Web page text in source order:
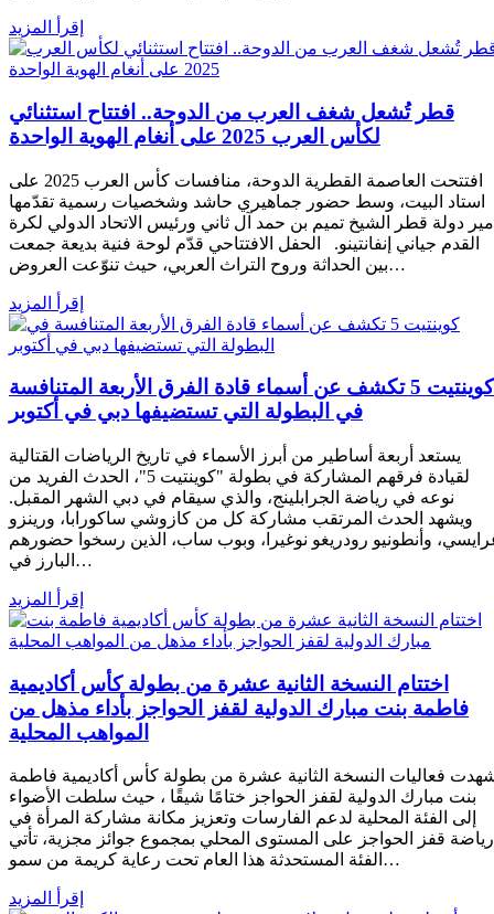
إقرأ المزيد
قطر تُشعل شغف العرب من الدوحة.. افتتاح استثنائي
لكأس العرب 2025 على أنغام الهوية الواحدة
افتتحت العاصمة القطرية الدوحة، منافسات كأس العرب 2025 على
استاد البيت، وسط حضور جماهيري حاشد وشخصيات رسمية تقدّمها
دولة قطر الشيخ تميم بن حمد آل ثاني ورئيس الاتحاد الدولي لكرة
القدم جياني إنفانتينو. الحفل الافتتاحي قدّم لوحة فنية بديعة جمعت
بين الحداثة وروح التراث العربي، حيث تنوّعت العروض…
إقرأ المزيد
كوينتيت 5 تكشف عن أسماء قادة الفرق الأربعة المتنافسة
في البطولة التي تستضيفها دبي في أكتوبر
يستعد أربعة أساطير من أبرز الأسماء في تاريخ الرياضات القتالية
لقيادة فرقهم المشاركة في بطولة "كوينتيت 5"، الحدث الفريد من
نوعه في رياضة الجرابلينج، والذي سيقام في دبي الشهر المقبل.
ويشهد الحدث المرتقب مشاركة كل من كازوشي ساكورابا، ورينزو
وأنطونيو رودريغو نوغيرا، وبوب ساب، الذين رسخوا حضورهم
البارز في…
إقرأ المزيد
اختتام النسخة الثانية عشرة من بطولة كأس أكاديمية
فاطمة بنت مبارك الدولية لقفز الحواجز بأداء مذهل من
المواهب المحلية
فعاليات النسخة الثانية عشرة من بطولة كأس أكاديمية فاطمة
بنت مبارك الدولية لقفز الحواجز ختامًا شيقًا ، حيث سلطت الأضواء
إلى الفئة المحلية لدعم الفارسات وتعزيز مكانة مشاركة المرأة في
رياضة قفز الحواجز على المستوى المحلي بمجموع جوائز مجزية، تأتي
الفئة المستحدثة هذا العام تحت رعاية كريمة من سمو…
إقرأ المزيد